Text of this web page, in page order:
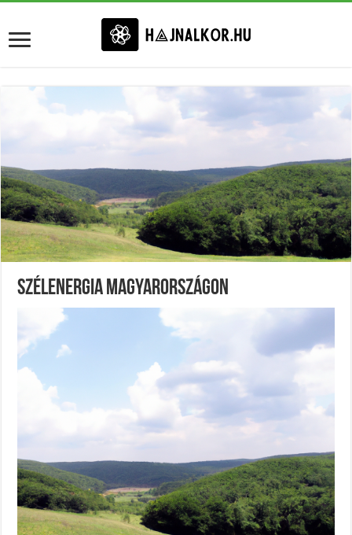
Szélenergia Magyarországon